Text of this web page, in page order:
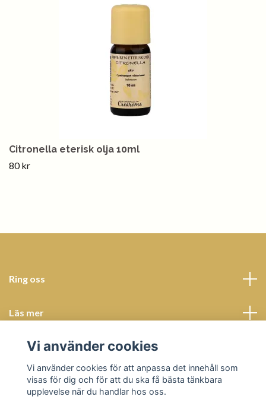
Citronella eterisk olja 10ml
80 kr
Ring oss
Läs mer
Sociala medier
Vi använder cookies
Vi använder cookies för att anpassa det innehåll som
visas för dig och för att du ska få bästa tänkbara
upplevelse när du handlar hos oss.